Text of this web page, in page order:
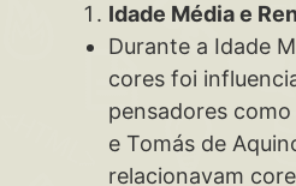
Idade Média e
Durante a Idade
cores foi
pensadores
e Tomás de
relacionavam